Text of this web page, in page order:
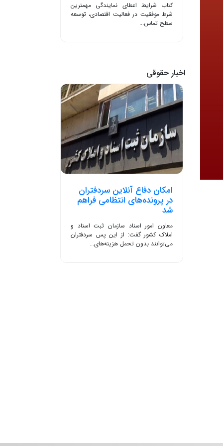
کتاب شرایط اعطای نمایندگی مهمترین
شرط موفقیت در فعالیت اقتصادی، توسعه
سطح تماس...
اخبار حقوقی
امکان دفاع آنلاین سردفتران
در پرونده‌های انتظامی فراهم
شد
معاون امور اسناد سازمان ثبت اسناد و
املاک کشور گفت: از این پس سردفتران
می‌توانند بدون تحمل هزینه‌های...